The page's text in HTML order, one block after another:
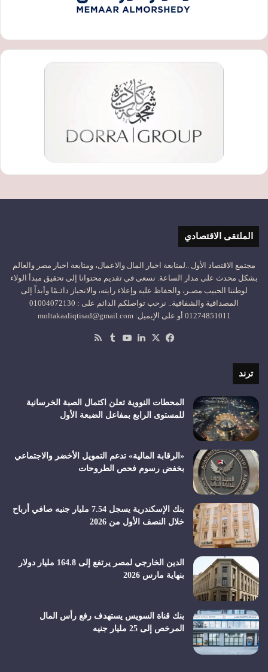
الملتقى الاقتصادي
مجتمع الاقتصاد الأول ..لمتابعة اخبار المال والاعمال، ومتابعة اخبار مصر والعالم
بشكل محدث على مدار الساعة. نسعى في تقديم محتوانا إلى تحقيق مبدأ الولاء
لوطننا الحبيب مصـر، والحفاظ عليه وإعلاء رايته، والانحياز دائـمًا وأبداً إلى
المصداقية والشفافية.. نرحب تواصلكم الدائم على : 01004072130
01274851011 أو على الإيميل: moltakaaliqtisad@gmail.com
فيسبوك
‫X لينكدإن‫YouTube
ترند
المحطات النووية تعلن اكتمال الصبة الخرسانية
للمستوى الرابع بمفاعل الضبعة الأول
«الرقابة المالية» تدعم التمويل الأخضر والاجتماعي
بخفض رسوم فحص الطروحات
بنك الإسكندرية يسجل 7.54 مليار جنيه صافي أرباح
خلال النصف الأول من 2026
الدين الخارجي لمصر يرتفع إلى 164.8 مليار دولار
بنهاية مارس 2026
بنك قناة السويس يستهدف رفع رأس المال
المرخص إلى 25 مليار جنيه